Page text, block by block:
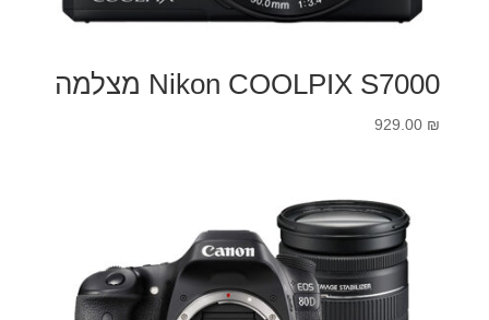
Nikon COOLPIX S7000 מצלמה
929.00 ₪